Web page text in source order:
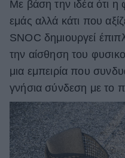
Με βάση την ιδέα ότι η
εμάς αλλά κάτι που
SNOC δημιουργεί
την αίσθηση του
μια εμπειρία που
γνήσια σύνδεση με το